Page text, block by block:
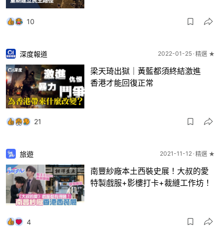
10
深度報道 2022-01-25 精選 ★
梁天琦出獄｜黃藍都須終結激進
香港才能回復正常
21
旅遊 2021-11-12 精選 ★
南豐紗廠本土西裝史展！大叔的愛
特製戲服+影樓打卡+裁縫工作坊！
4